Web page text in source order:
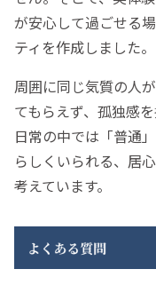
が安心して過ごせる
ティを作成しました。
周囲に同じ気質の人
てもらえず、孤独感
日常の中では「普通
らしくいられる、居
考えています。